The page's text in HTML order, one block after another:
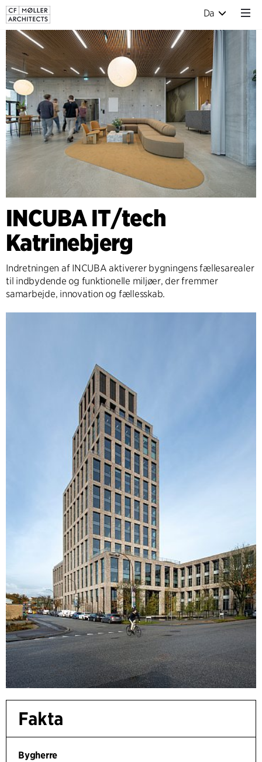
Da
INCUBA IT/tech
Katrinebjerg
Indretningen af INCUBA aktiverer bygningens fællesarealer
til indbydende og funktionelle miljøer, der fremmer
samarbejde, innovation og fællesskab.
Fakta
Bygherre